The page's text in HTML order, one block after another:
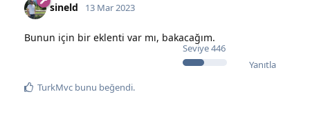
sineld
Seviye446
13 Mar 2023
Bunun için bir eklenti var mı, bakacağım.
Yanıtla
TurkMvc bunu beğendi.